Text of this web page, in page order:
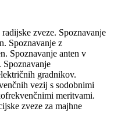
zveze. Spoznavanje
Spoznavanje z
Spoznavanje anten v
Spoznavanje
gradnikov.
vezij s sodobnimi
meritvami.
zveze za majhne